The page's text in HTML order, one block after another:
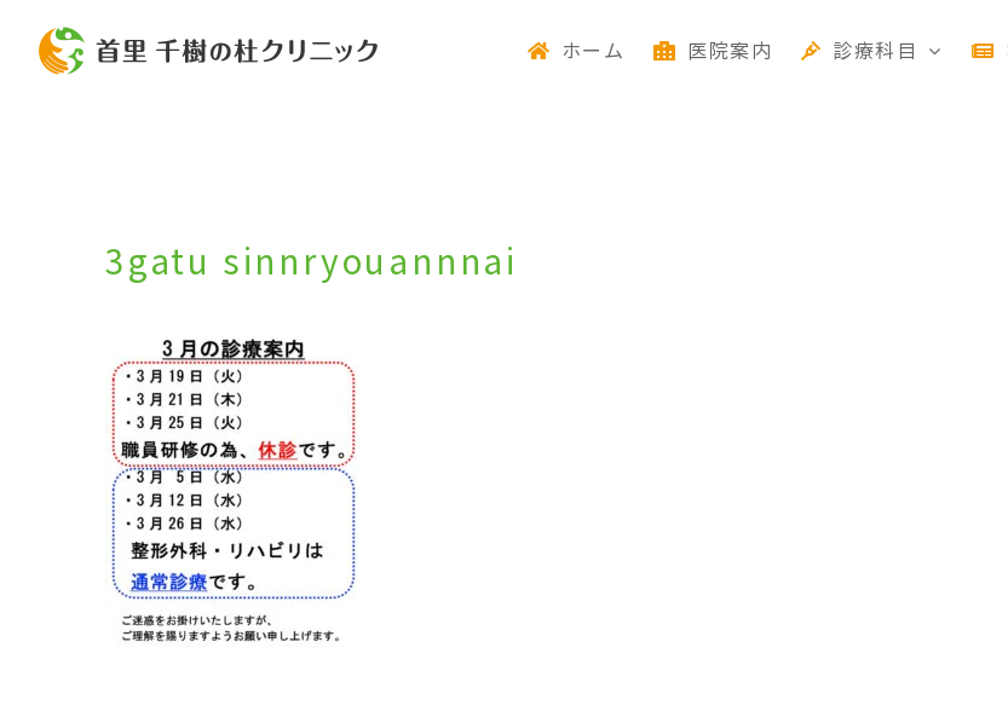
content
ホーム 医院案内 診療科目
3gatu sinnryouannnai